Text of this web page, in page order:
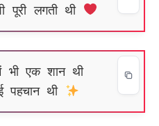
लगती थी
भी एक शान थी
पहचान थी